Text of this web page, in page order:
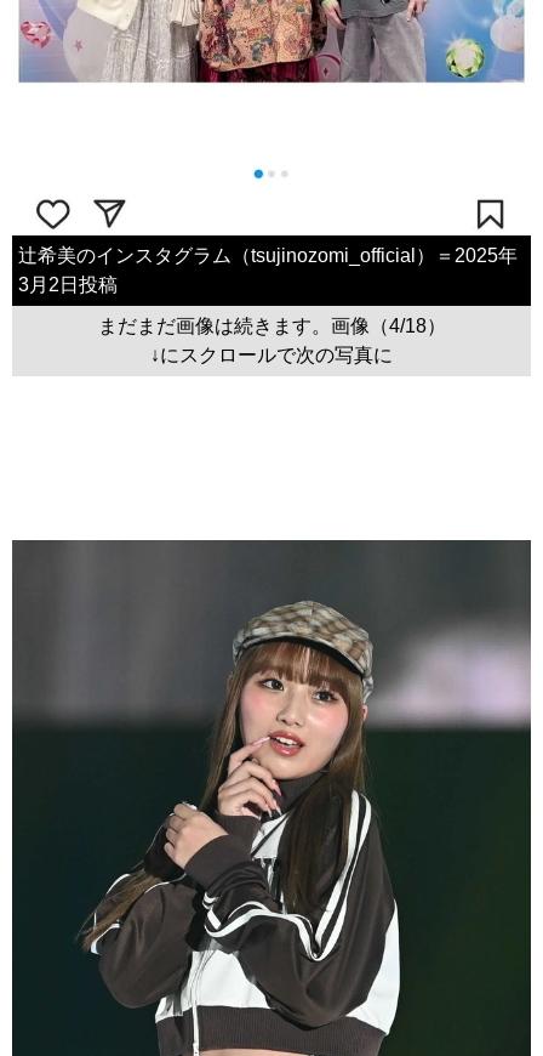
辻希美のインスタグラム（tsujinozomi_official）＝2025年
3月2日投稿
まだまだ画像は続きます。画像（4/18）
↓にスクロールで次の写真に